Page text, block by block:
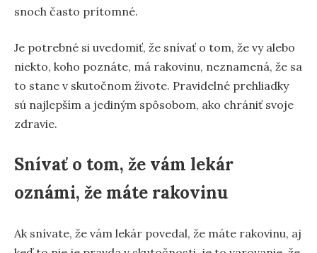
snoch často prítomné.
Je potrebné si uvedomiť, že snívať o tom, že vy alebo
niekto, koho poznáte, má rakovinu, neznamená, že sa
to stane v skutočnom živote. Pravidelné prehliadky
sú najlepším a jediným spôsobom, ako chrániť svoje
zdravie.
Snívať o tom, že vám lekár
oznámi, že máte rakovinu
Ak snívate, že vám lekár povedal, že máte rakovinu, aj